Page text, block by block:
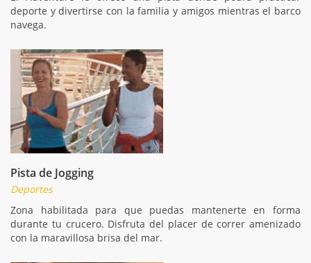
deporte y divertirse con la familia y amigos mientras el barco
navega.
Pista de Jogging
Deportes
Zona habilitada para que puedas mantenerte en forma
durante tu crucero. Disfruta del placer de correr amenizado
con la maravillosa brisa del mar.